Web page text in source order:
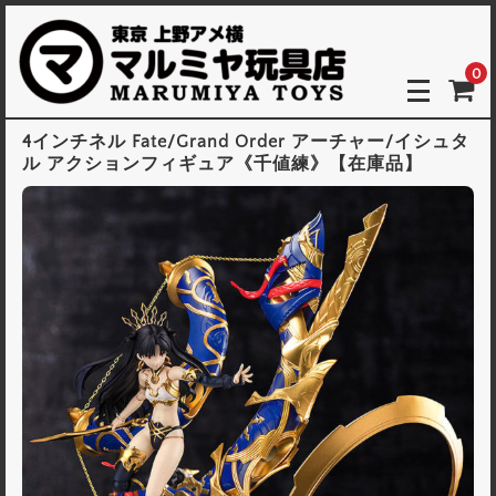
0
4インチネル Fate/Grand Order アーチャー/イシュタ
ル アクションフィギュア《千値練》【在庫品】